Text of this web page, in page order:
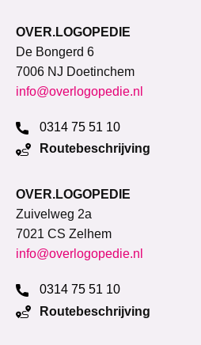
OVER.LOGOPEDIE
De Bongerd 6
7006 NJ Doetinchem
info@overlogopedie.nl
0314 75 51 10
Routebeschrijving
OVER.LOGOPEDIE
Zuivelweg 2a
7021 CS Zelhem
info@overlogopedie.nl
0314 75 51 10
Routebeschrijving